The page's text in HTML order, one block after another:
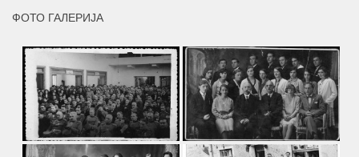
ФОТО ГАЛЕРИЈА